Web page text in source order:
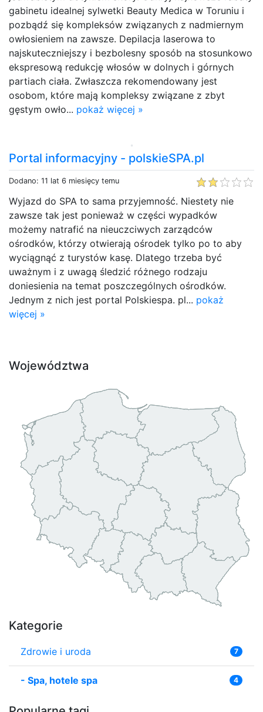
gabinetu idealnej sylwetki Beauty Medica w Toruniu i
pozbądź się kompleksów związanych z nadmiernym
owłosieniem na zawsze. Depilacja laserowa to
najskuteczniejszy i bezbolesny sposób na stosunkowo
ekspresową redukcję włosów w dolnych i górnych
partiach ciała. Zwłaszcza rekomendowany jest
osobom, które mają kompleksy związane z zbyt
gęstym owło... pokaż więcej »
Portal informacyjny - polskieSPA.pl
Dodano: 11 lat 6 miesięcy temu
Wyjazd do SPA to sama przyjemność. Niestety nie
zawsze tak jest ponieważ w części wypadków
możemy natrafić na nieuczciwych zarządców
ośrodków, którzy otwierają ośrodek tylko po to aby
wyciągnąć z turystów kasę. Dlatego trzeba być
uważnym i z uwagą śledzić różnego rodzaju
doniesienia na temat poszczególnych ośrodków.
Jednym z nich jest portal Polskiespa. pl... pokaż
więcej »
Województwa
Kategorie
Zdrowie i uroda 7
- Spa, hotele spa 4